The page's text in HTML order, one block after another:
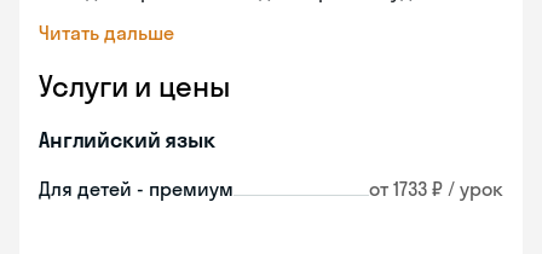
Читать дальше
Услуги и цены
Английский язык
Для детей - премиум от 1733 ₽ / урок